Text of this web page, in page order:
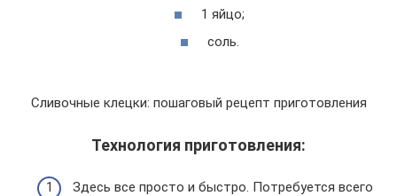
1 яйцо;
соль.
Сливочные клецки: пошаговый рецепт приготовления
Технология приготовления:
Здесь все просто и быстро. Потребуется всего